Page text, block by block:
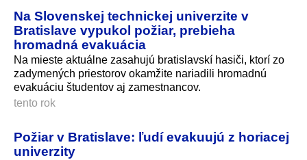
Na Slovenskej technickej univerzite v
Bratislave vypukol požiar, prebieha
hromadná evakuácia
Na mieste aktuálne zasahujú bratislavskí hasiči, ktorí zo
zadymených priestorov okamžite nariadili hromadnú
evakuáciu študentov aj zamestnancov.
tento rok
Požiar v Bratislave: ľudí evakuujú z horiacej
univerzity